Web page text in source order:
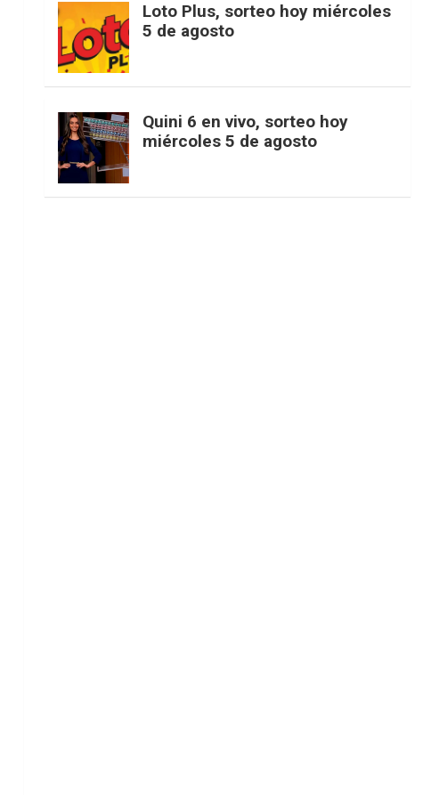
o
k
g
a
m
k
s
t
a
p
t
r
u
e
Loto Plus, sorteo hoy miércoles
5 de agosto
Quini 6 en vivo, sorteo hoy
miércoles 5 de agosto